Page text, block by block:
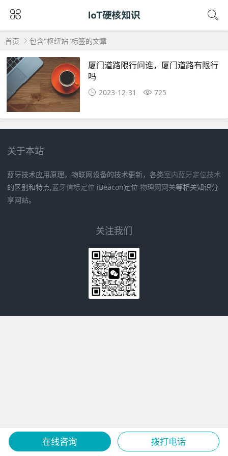
首页 包含"枢纽站"标签的文章
厦门道路限行问谁，厦门道路有限行
吗
2023-12-31 725
关于本站
蓝牙技术应用原理，物联网设备的技术更新，各类室内蓝牙定位技术
的区别和特点,蓝牙信标定位 iBeacon定位 物理网网关等相关知识分
享网站。
关注我们
在线咨询 拨打电话